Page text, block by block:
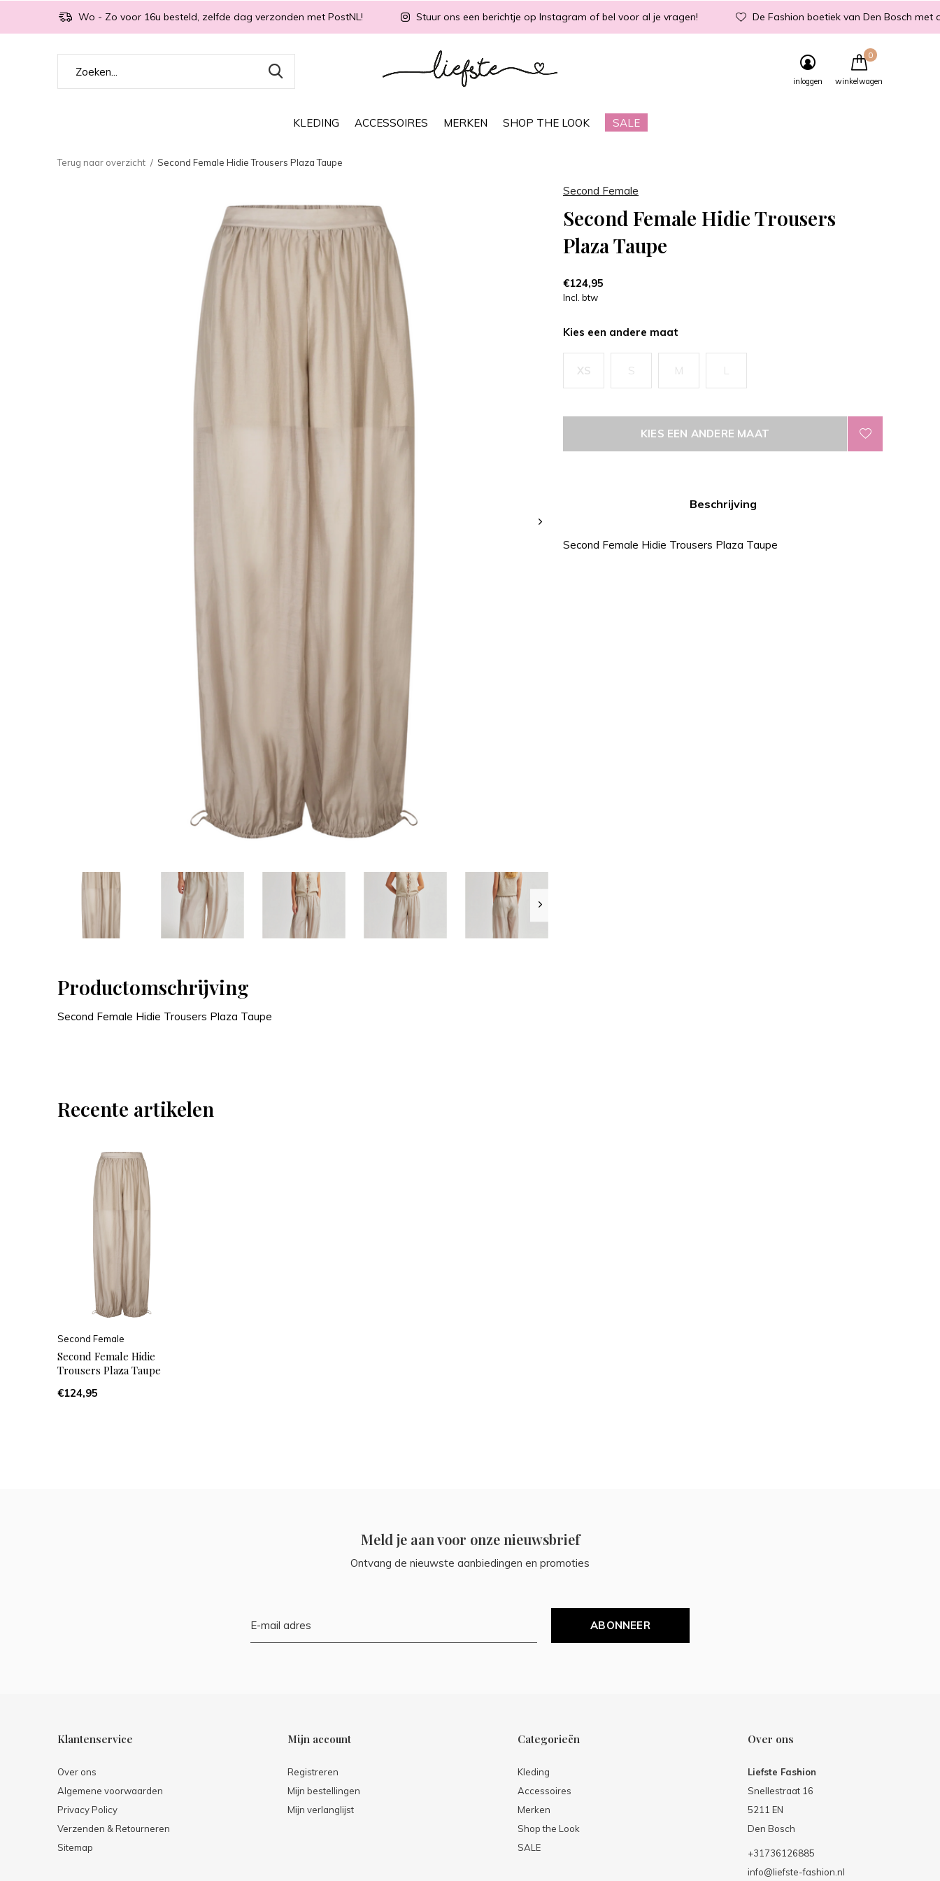
KLEDING ACCESSOIRES MERKEN SHOP THE LOOK SALE
inloggen winkelwagen
0
Wo - Zo voor 16u besteld, zelfde dag verzonden met PostNL! Stuur ons een berichtje op Instagram of bel voor al je vragen! De Fashion boetiek van Den Bosch met
Terug naar overzicht Second Female Hidie Trousers Plaza Taupe
Second Female
Second Female Hidie Trousers
Plaza Taupe
€124,95
Incl. btw
Kies een andere maat
XS S M L
KIES EEN ANDERE MAAT
Beschrijving
Second Female Hidie Trousers Plaza Taupe
Productomschrijving
Second Female Hidie Trousers Plaza Taupe
Recente artikelen
Second Female
Second Female Hidie
Trousers Plaza Taupe
€124,95
Meld je aan voor onze nieuwsbrief
Ontvang de nieuwste aanbiedingen en promoties
ABONNEER
Klantenservice
Over ons
Algemene voorwaarden
Privacy Policy
Verzenden & Retourneren
Sitemap
Mijn account
Registreren
Mijn bestellingen
Mijn verlanglijst
Categorieën
Kleding
Accessoires
Merken
Shop the Look
SALE
Over ons
Liefste Fashion
Snellestraat 16
5211 EN
Den Bosch
+31736126885
info@liefste-fashion.nl